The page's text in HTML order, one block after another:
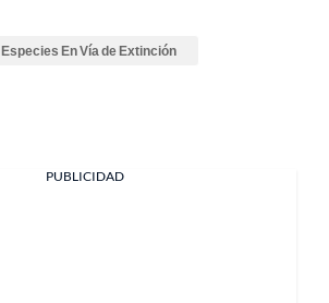
Especies En Vía de Extinción
PUBLICIDAD